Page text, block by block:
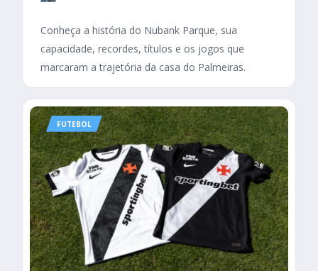
Conheça a história do Nubank Parque, sua
capacidade, recordes, títulos e os jogos que
marcaram a trajetória da casa do Palmeiras.
FUTEBOL